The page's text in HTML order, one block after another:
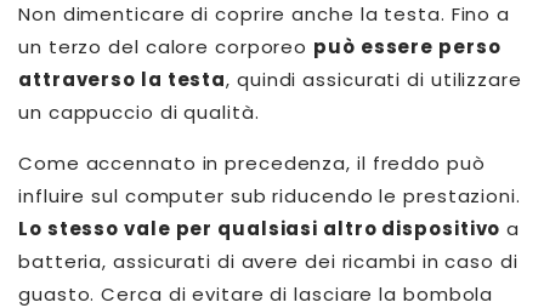
Non dimenticare di coprire anche la testa. Fino a
un terzo del calore corporeo può essere perso
attraverso la testa, quindi assicurati di utilizzare
un cappuccio di qualità.
Come accennato in precedenza, il freddo può
influire sul computer sub riducendo le prestazioni.
Lo stesso vale per qualsiasi altro dispositivo a
batteria, assicurati di avere dei ricambi in caso di
guasto. Cerca di evitare di lasciare la bombola